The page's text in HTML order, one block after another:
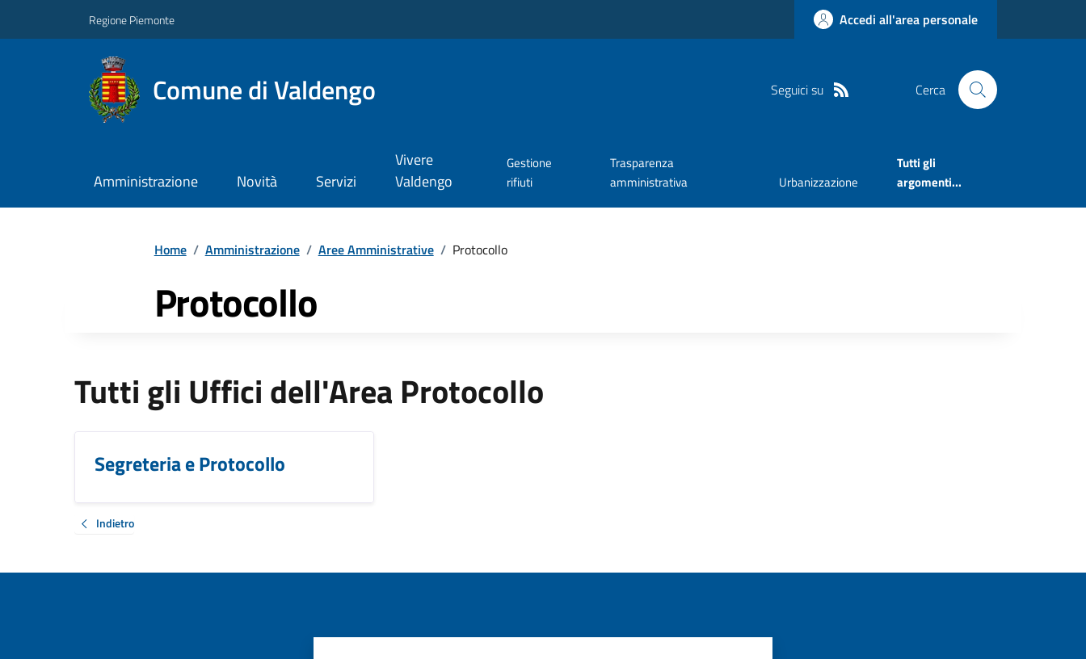
Regione Piemonte Accedi all'area personale
Comune di Valdengo Seguici su Cerca
Amministrazione Novità Servizi
Vivere
Valdengo
Gestione
rifiuti
Trasparenza
amministrativa
Urbanizzazione
Tutti gli
argomenti...
Home / Amministrazione / Aree Amministrative / Protocollo
Protocollo
Tutti gli Uffici dell'Area Protocollo
Segreteria e Protocollo
Indietro